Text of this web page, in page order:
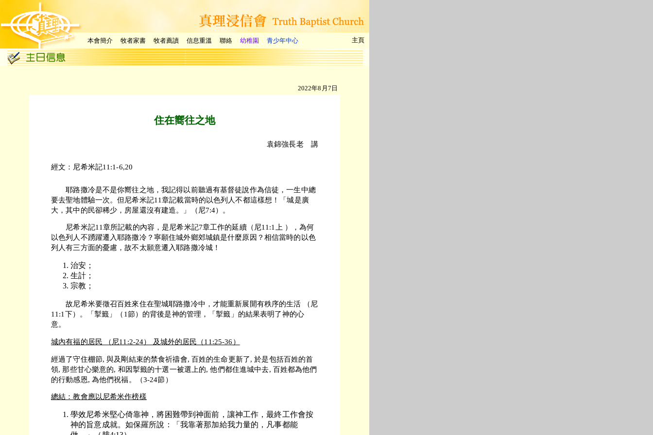
本會簡介 牧者家書 牧者薦讀 信息重溫 聯絡 幼稚園 青少年中心 主頁
2022年8月7日
住在嚮往之地
袁錦強長老 講
經文：尼希米記11:1-6,20
耶路撒冷是不是你嚮往之地，我記得以前聽過有基督徒說作為信徒，一生中總
要去聖地體驗一次。但尼希米記11章記載當時的以色列人不都這樣想！「城是廣
大，其中的民卻稀少，房屋還沒有建造。」（尼7:4）。
尼希米記11章所記載的內容，是尼希米記7章工作的延續（尼11:1上 ），為何
以色列人不踴躍遷入耶路撒冷？寧願住城外鄉郊城鎮是什麼原因？相信當時的以色
列人有三方面的憂慮，故不太願意遷入耶路撒冷城！
治安；
生計；
宗教；
故尼希米要徵召百姓來住在聖城耶路撒冷中，才能重新展開有秩序的生活 （尼
11:1下）。「掣籤」（1節）的背後是神的管理，「掣籤」的結果表明了神的心
意。
城內有福的居民 （尼11:2-24） 及城外的居民（11:25-36）
經過了守住棚節, 與及剛結束的禁食祈禱會, 百姓的生命更新了, 於是包括百姓的首
領, 那些甘心樂意的, 和因掣籤的十選一被選上的, 他們都住進城中去, 百姓都為他們
的行動感恩, 為他們祝福。（3-24節）
總結：教會應以尼希米作榜樣
學效尼希米堅心倚靠神，將困難帶到神面前，讓神工作，最終工作會按
神的旨意成就。如保羅所說：「我靠著那加給我力量的，凡事都能